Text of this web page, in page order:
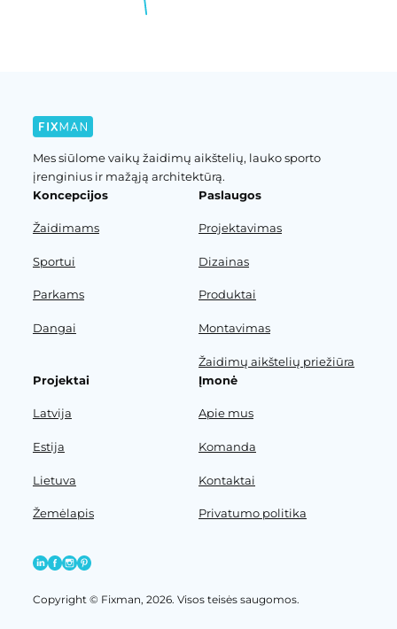
Mes siūlome vaikų žaidimų aikštelių, lauko sporto
įrenginius ir mažąją architektūrą.
Koncepcijos
Žaidimams
Sportui
Parkams
Dangai
Paslaugos
Projektavimas
Dizainas
Produktai
Montavimas
Žaidimų aikštelių priežiūra
Projektai
Latvija
Estija
Lietuva
Žemėlapis
Įmonė
Apie mus
Komanda
Kontaktai
Privatumo politika
Copyright © Fixman, 2026. Visos teisės saugomos.